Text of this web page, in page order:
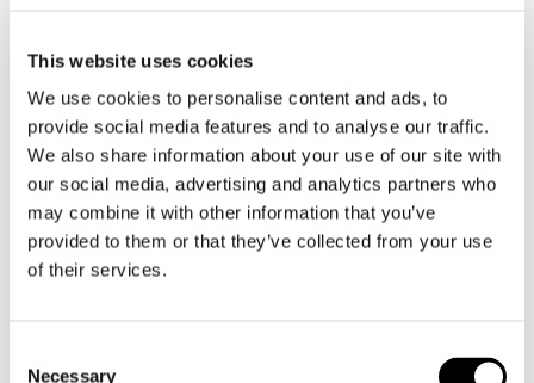
This website uses cookies
We use cookies to personalise content and ads, to
provide social media features and to analyse our traffic.
We also share information about your use of our site with
our social media, advertising and analytics partners who
may combine it with other information that you’ve
provided to them or that they’ve collected from your use
of their services.
Necessary
LS2
Airflow II Solid OF616
LS2